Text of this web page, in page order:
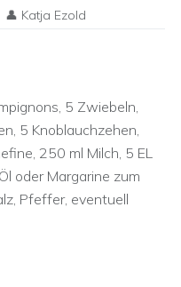
Katja Ezold
5 Zwiebeln,
5 Knoblauchzehen,
250 ml Milch, 5 EL
oder Margarine zum
Pfeffer, eventuell